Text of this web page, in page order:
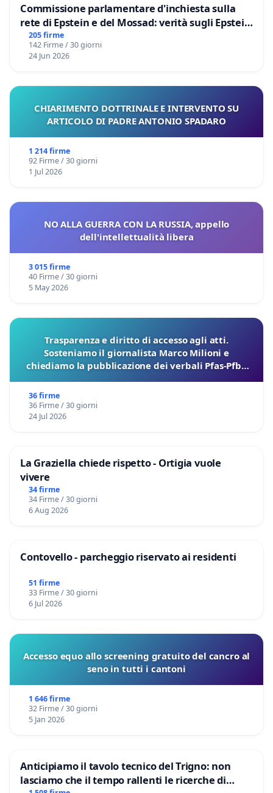
Commissione parlamentare d'inchiesta sulla
rete di Epstein e del Mossad: verità sugli Epstein
Files
205 firme
142 Firme / 30 giorni
24 Jun 2026
CHIARIMENTO DOTTRINALE E INTERVENTO SU
ARTICOLO DI PADRE ANTONIO SPADARO
1 214 firme
92 Firme / 30 giorni
1 Jul 2026
NO ALLA GUERRA CON LA RUSSIA, appello
dell'intellettualità libera
3 015 firme
40 Firme / 30 giorni
5 May 2026
Trasparenza e diritto di accesso agli atti.
Sosteniamo il giornalista Marco Milioni e
chiediamo la pubblicazione dei verbali Pfas-Pfba
36 firme
36 Firme / 30 giorni
24 Jul 2026
La Graziella chiede rispetto - Ortigia vuole
vivere
34 firme
34 Firme / 30 giorni
6 Aug 2026
Contovello - parcheggio riservato ai residenti
51 firme
33 Firme / 30 giorni
6 Jul 2026
Accesso equo allo screening gratuito del cancro al
seno in tutti i cantoni
1 646 firme
32 Firme / 30 giorni
5 Jan 2026
Anticipiamo il tavolo tecnico del Trigno: non
lasciamo che il tempo rallenti le ricerche di